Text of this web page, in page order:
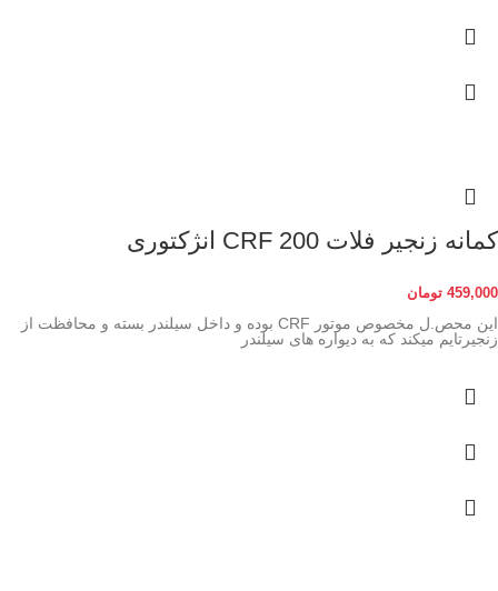
کمانه زنجیر فلات CRF 200 انژکتوری
459,000 تومان
این محص.ل مخصوص موتور CRF بوده و داخل سیلندر بسته و محافظت از
زنجیرتایم میکند که به دیواره های سیلندر